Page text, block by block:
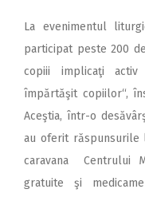
La evenimentul
participat peste 200
copiii implicaţi activ
împărtăşit copiilor“,
Aceştia, într-o
au oferit răspunsurile
caravana Centrului
gratuite şi